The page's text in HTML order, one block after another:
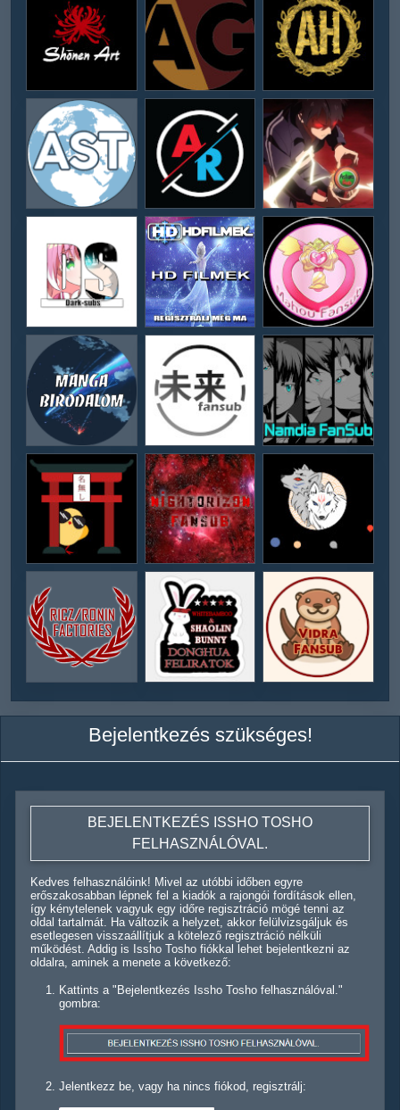
Bejelentkezés szükséges!
BEJELENTKEZÉS ISSHO TOSHO
FELHASZNÁLÓVAL.
Kedves felhasználóink! Mivel az utóbbi időben egyre
erőszakosabban lépnek fel a kiadók a rajongói fordítások ellen,
így kénytelenek vagyuk egy időre regisztráció mögé tenni az
oldal tartalmát. Ha változik a helyzet, akkor felülvizsgáljuk és
esetlegesen visszaállítjuk a kötelező regisztráció nélküli
működést. Addig is Issho Tosho fiókkal lehet bejelentkezni az
oldalra, aminek a menete a következő:
Kattints a "Bejelentkezés Issho Tosho felhasználóval."
gombra:
Jelentkezz be, vagy ha nincs fiókod, regisztrálj: